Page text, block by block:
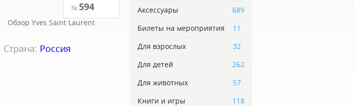
№ 594
Обзор Yves Saint Laurent
Страна: Россия
Аксессуары
689
Билеты на мероприятия
11
Для взрослых
32
Для детей
262
Для животных
57
Книги и игры
118